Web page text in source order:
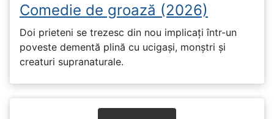
Comedie de groază (2026)
Doi prieteni se trezesc din nou implicați într-un
poveste dementă plină cu ucigași, monștri și
creaturi supranaturale.